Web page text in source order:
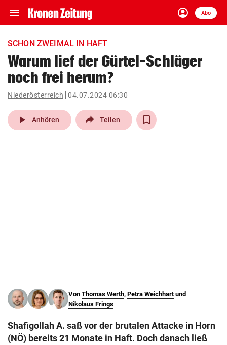
menu Navigation
ein-/ausklappen
account_circle
Anmelden
Abo
close Schließen
account_circle Anmelden
pin_drop
Wien arrow_right
SCHON ZWEIMAL IN HAFT
Warum lief der Gürtel-Schläger
noch frei herum?
Niederösterreich 04.07.2024 06:30
play_arrow Anhören Teilen
Von Thomas Werth, Petra Weichhartund
Nikolaus Frings
Shafigollah A. saß vor der brutalen Attacke in Horn
(NÖ) bereits 21 Monate in Haft. Doch danach ließ